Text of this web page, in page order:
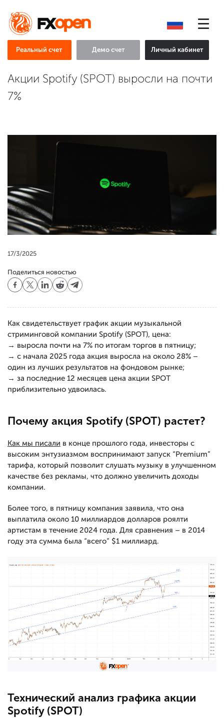
Реальный счет Демо счет Личный кабинет
Акции Spotify (SPOT) выросли на почти
7%
17/3/2025
Поделиться новостью
Как свидетельствует график акции музыкальной
стриминговой компании Spotify (SPOT), цена:
→ выросла почти на 7% по итогам торгов в пятницу;
→ с начала 2025 года акция выросла на около 28% –
один из лучших результатов на фондовом рынке;
→ за последние 12 месяцев цена акции SPOT
приблизительно удвоилась.
Почему акция Spotify (SPOT) растет?
Как мы писали в конце прошлого года, инвесторы с
высоким энтузиазмом воспринимают запуск “Premium”
тарифа, который позволит слушать музыку в улучшенном
качестве без рекламы, что должно увеличить доходы
компании.
Более того, в пятницу компания заявила, что она
выплатила около 10 миллиардов долларов роялти
артистам в течение 2024 года. Для сравнения – в 2014
году эта сумма была “всего” $1 миллиард.
Технический анализ графика акции
Spotify (SPOT)